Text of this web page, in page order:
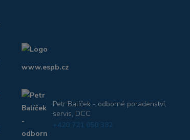
www.espb.cz
Petr Balíček - odborné poradenství,
servis, DCC
+420 721 050 382